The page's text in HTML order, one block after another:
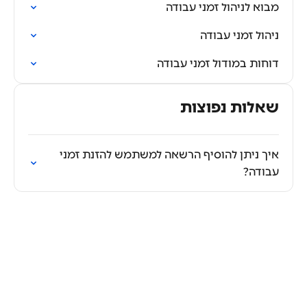
מבוא לניהול זמני עבודה
ניהול זמני עבודה
דוחות במודול זמני עבודה
שאלות נפוצות
איך ניתן להוסיף הרשאה למשתמש להזנת זמני
עבודה?